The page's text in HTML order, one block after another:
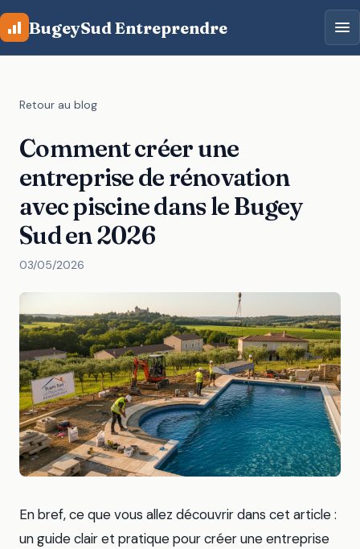
Aller au contenu principal
BugeySud Entreprendre
Retour au blog
Comment créer une
entreprise de rénovation
avec piscine dans le Bugey
Sud en 2026
03/05/2026
En bref, ce que vous allez découvrir dans cet article :
un guide clair et pratique pour créer une entreprise